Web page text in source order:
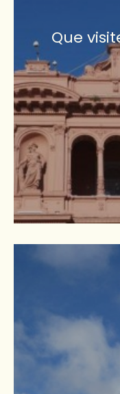
Que